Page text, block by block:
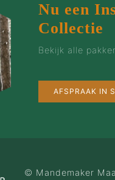
Nu een
Collectie
Bekijk alle
AFSPRAAK IN
© Mandemaker